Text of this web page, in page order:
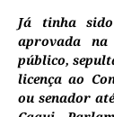
Já tinha
aprovada
público,
licença ao
ou senador